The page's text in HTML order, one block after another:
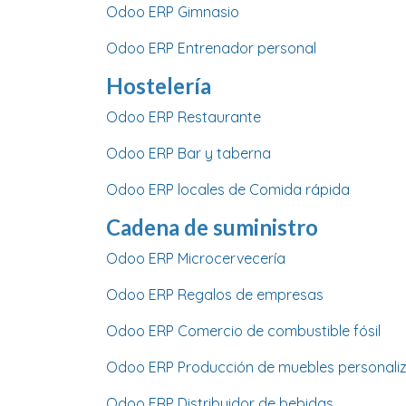
Odoo ERP Gimnasio
Odoo ERP Entrenador personal
Hostelería
Odoo ERP Restaurante
Odoo ERP Bar y taberna
Odoo ERP locales de Comida rápida
Cadena de suministro
Odoo ERP Microcervecería
Odoo ERP Regalos de empresas
Odoo ERP Comercio de combustible fósil
Odoo ERP Producción de muebles